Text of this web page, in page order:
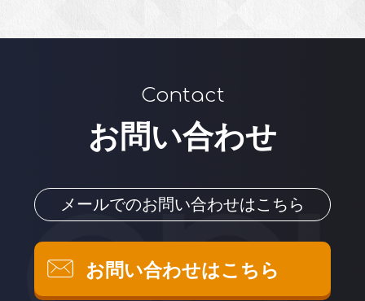
Contact
お問い合わせ
メールでのお問い合わせはこちら
お問い合わせはこちら